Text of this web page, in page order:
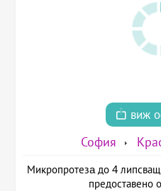
виж
София
Микропротезa до 4
предоставено